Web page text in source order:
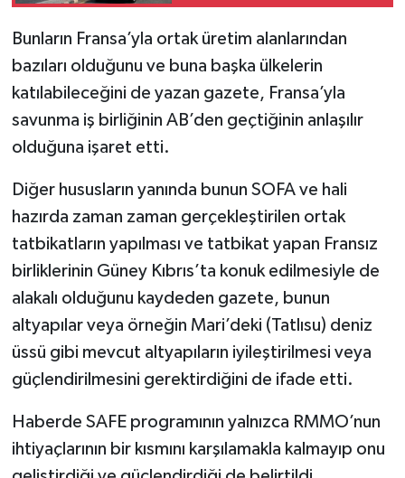
Bunların Fransa’yla ortak üretim alanlarından
bazıları olduğunu ve buna başka ülkelerin
katılabileceğini de yazan gazete, Fransa’yla
savunma iş birliğinin AB’den geçtiğinin anlaşılır
olduğuna işaret etti.
Diğer hususların yanında bunun SOFA ve hali
hazırda zaman zaman gerçekleştirilen ortak
tatbikatların yapılması ve tatbikat yapan Fransız
birliklerinin Güney Kıbrıs’ta konuk edilmesiyle de
alakalı olduğunu kaydeden gazete, bunun
altyapılar veya örneğin Mari’deki (Tatlısu) deniz
üssü gibi mevcut altyapıların iyileştirilmesi veya
güçlendirilmesini gerektirdiğini de ifade etti.
Haberde SAFE programının yalnızca RMMO’nun
ihtiyaçlarının bir kısmını karşılamakla kalmayıp onu